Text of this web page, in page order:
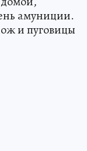
амуниции.
и пуговицы